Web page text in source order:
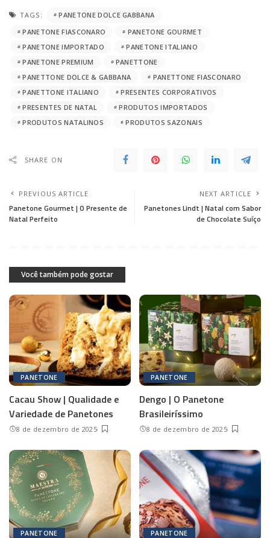
TAGS:
PANETONE DOLCE GABBANA
PANETONE FIASCONARO
PANETONE GOURMET
PANETONE IMPORTADO
PANETONE ITALIANO
PANETONE PREMIUM
PANETTONE
PANETTONE DOLCE & GABBANA
PANETTONE FIASCONARO
PANETTONE ITALIANO
PRESENTES CORPORATIVOS
PRESENTES DE NATAL
PRODUTOS IMPORTADOS
PRODUTOS NATALINOS
PRODUTOS SAZONAIS
SHARE ON
PREVIOUS ARTICLE
Panetone Gourmet | O Presente de
Natal Perfeito
NEXT ARTICLE
Panetones Lindt | Natal com Sabor
de Chocolate Suíço
Você também pode gostar
PANETONE
Cacau Show | Qualidade e
Variedade de Panetones
8 de dezembro de 2025
PANETONE
Dengo | O Panetone
Brasileiríssimo
8 de dezembro de 2025
PANETONE PANETONE